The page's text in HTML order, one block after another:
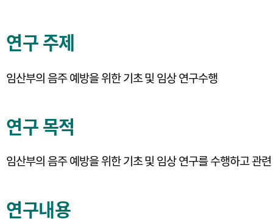
연구 주제
임산부의 음주 예방을 위한 기초 및 임상 연구수행
연구 목적
임산부의 음주 예방을 위한 기초 및 임상 연구를 수행하고 관
연구내용